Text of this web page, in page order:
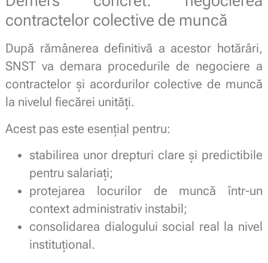
contractelor colective de muncă
După rămânerea definitivă a acestor hotărâri,
SNST va demara procedurile de negociere a
contractelor și acordurilor colective de muncă
la nivelul fiecărei unități.
Acest pas este esențial pentru:
stabilirea unor drepturi clare și predictibile
pentru salariați;
protejarea locurilor de muncă într-un
context administrativ instabil;
consolidarea dialogului social real la nivel
instituțional.